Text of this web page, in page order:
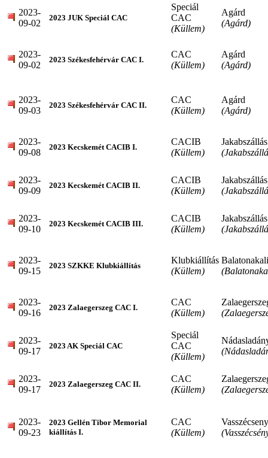
2023-
09-02
2023 JUK Speciál CAC
Speciál
CAC
(Küllem)
Agárd
(Agárd)
2023-
09-02
2023 Székesfehérvár CAC I.
CAC
(Küllem)
Agárd
(Agárd)
2023-
09-03
2023 Székesfehérvár CAC II.
CAC
(Küllem)
Agárd
(Agárd)
2023-
09-08
2023 Kecskemét CACIB I.
CACIB
(Küllem)
Jakabszállás
2023-
09-09
2023 Kecskemét CACIB II.
CACIB
(Küllem)
Jakabszállás
2023-
09-10
2023 Kecskemét CACIB III.
CACIB
(Küllem)
Jakabszállás
2023-
09-15
2023 SZKKE Klubkiállítás
Klubkiállítás
(Küllem)
Balatonakali
2023-
09-16
2023 Zalaegerszeg CAC I.
CAC
(Küllem)
2023-
09-17
2023 AK Speciál CAC
Speciál
CAC
(Küllem)
2023-
09-17
2023 Zalaegerszeg CAC II.
CAC
(Küllem)
2023-
09-23
2023 Gellén Tibor Memorial
kiállítás I.
CAC
(Küllem)
Vasszécseny